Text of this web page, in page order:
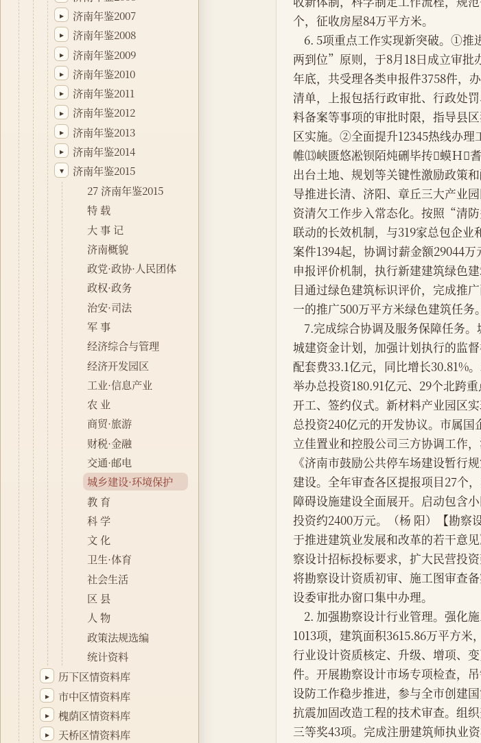
▸ 济南年鉴2007
▸ 济南年鉴2008
▸ 济南年鉴2009
▸ 济南年鉴2010
▸ 济南年鉴2011
▸ 济南年鉴2012
▸ 济南年鉴2013
▸ 济南年鉴2014
▾
济南年鉴2015
27 济南年鉴2015
特 载
大 事 记
济南概貌
政党·政协·人民团体
政权·政务
治安·司法
军 事
经济综合与管理
经济开发园区
工业·信息产业
农 业
商贸·旅游
财税·金融
交通·邮电
城乡建设·环境保护
教 育
科 学
文 化
卫生·体育
社会生活
区 县
人 物
政策法规选编
统计资料
▸ 历下区情资料库
▸ 市中区情资料库
▸ 槐荫区情资料库
▸ 天桥区情资料库